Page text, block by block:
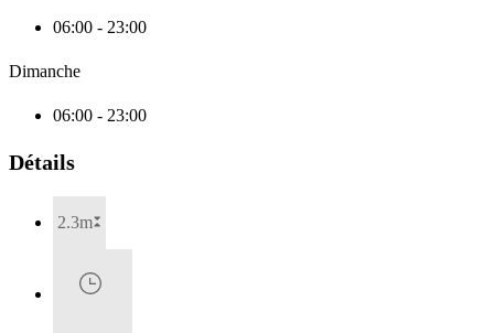
06:00 - 23:00
Dimanche
06:00 - 23:00
Détails
2.3m